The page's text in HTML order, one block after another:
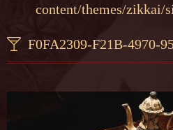
content/themes/zikkai/
F0FA2309-F21B-4970-